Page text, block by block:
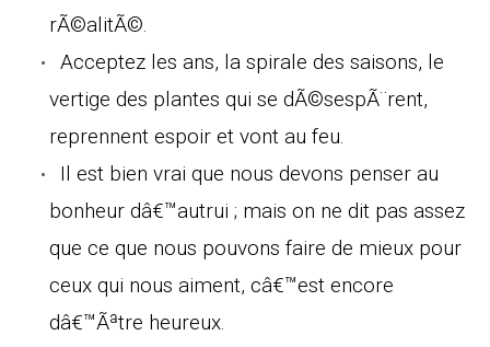
rÃ©alitÃ©.
Acceptez les ans, la spirale des saisons, le
vertige des plantes qui se dÃ©sespÃ¨rent,
reprennent espoir et vont au feu.
Il est bien vrai que nous devons penser au
bonheur dâ€™autrui ; mais on ne dit pas assez
que ce que nous pouvons faire de mieux pour
ceux qui nous aiment, câ€™est encore
dâ€™Ãªtre heureux.